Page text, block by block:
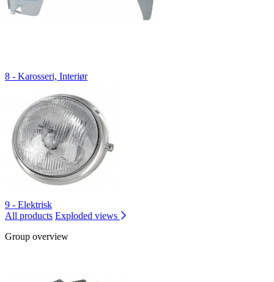
8 - Karosseri, Interiør
9 - Elektrisk
All products Exploded views
Group overview